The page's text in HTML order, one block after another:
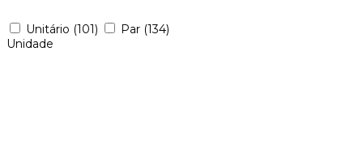
Unitário (101) Par (134)
Unidade